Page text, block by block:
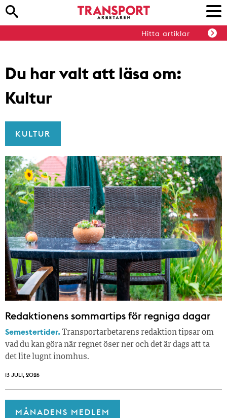
Hitta artiklar
Du har valt att läsa om:
Kultur
KULTUR
Redaktionens sommar­tips för regniga dagar
Semestertider.Transportarbetarens redaktion tipsar om
vad du kan göra när regnet öser ner och det är dags att ta
det lite lugnt inomhus.
13 JULI, 2026
MÅNADENS MEDLEM